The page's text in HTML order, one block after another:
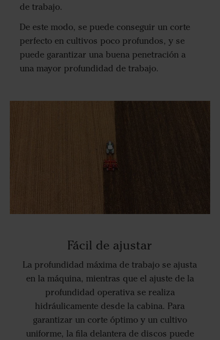
de trabajo.
De este modo, se puede conseguir un corte
perfecto en cultivos poco profundos, y se
puede garantizar una buena penetración a
una mayor profundidad de trabajo.
Fácil de ajustar
La profundidad máxima de trabajo se ajusta
en la máquina, mientras que el ajuste de la
profundidad operativa se realiza
hidráulicamente desde la cabina. Para
garantizar un corte óptimo y un cultivo
uniforme, la fila delantera de discos puede